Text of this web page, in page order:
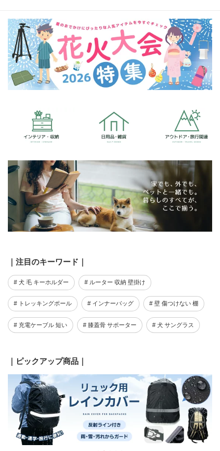
｜注目のキーワード｜
# 犬 毛 キーホルダー # ルーター 収納 壁掛け
# トレッキングポール # インナーバッグ # 壁 傷つけない 棚
# 充電ケーブル 短い # 膝蓋骨 サポーター # 犬 サングラス
｜ピックアップ商品｜